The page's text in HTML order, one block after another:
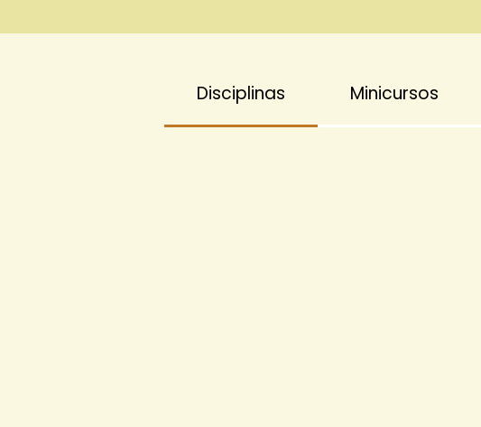
Disciplinas Minicursos